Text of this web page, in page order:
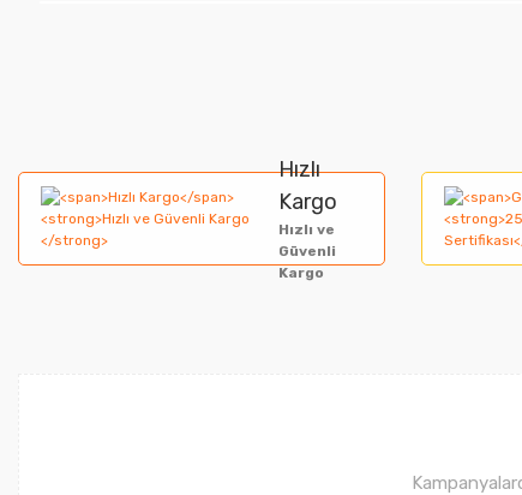
Ürün açıklamasında eksik bilgiler bulunuyor.
Ürün bilgilerinde hatalar bulunuyor.
Ürün fiyatı diğer sitelerden daha pahalı.
Hızlı
Kargo
Hızlı ve
Güvenli
Kargo